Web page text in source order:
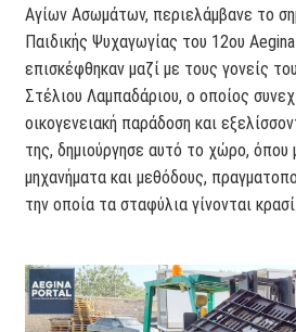
Αγίων Ασωμάτων, περιελάμβανε το
Παιδικής Ψυχαγωγίας του 12ου
επισκέφθηκαν μαζί με τους γονείς
Στέλιου Λαμπαδάριου, ο οποίος
οικογενειακή παράδοση και
της, δημιούργησε αυτό το χώρο, όπου
μηχανήματα και μεθόδους,
την οποία τα σταφύλια γίνονται κρασί.